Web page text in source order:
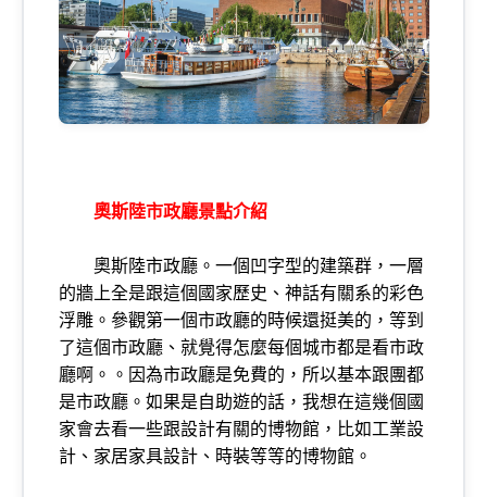
奧斯陸市政廳景點介紹
奧斯陸市政廳。一個凹字型的建築群，一層
的牆上全是跟這個國家歷史、神話有關系的彩色
浮雕。參觀第一個市政廳的時候還挺美的，等到
了這個市政廳、就覺得怎麼每個城市都是看市政
廳啊。。因為市政廳是免費的，所以基本跟團都
是市政廳。如果是自助遊的話，我想在這幾個國
家會去看一些跟設計有關的博物館，比如工業設
計、家居家具設計、時裝等等的博物館。